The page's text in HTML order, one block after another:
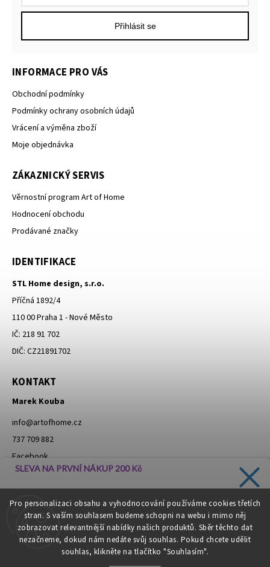
Pro personalizaci obsahu a vyhodnocování používáme cookies třetích
stran. S vaším souhlasem budeme schopni na webu i mimo něj
zobrazovat relevantnější nabídky našich produktů. Sběr těchto dat
nezačneme, dokud nám nedáte svůj souhlas. Pokud chcete udělit
souhlas, klikněte na tlačítko "Souhlasím".
Přihlásit se
INFORMACE PRO VÁS
Obchodní podmínky
Podmínky ochrany osobních údajů
Vrácení a výměna zboží
Moje objednávka
ZÁKAZNICKÝ SERVIS
Věrnostní program Art of Home
Hodnocení obchodu
Prodávané značky
IDENTIFIKACE
STL Home design, s.r.o.
Příčná 1892/4
110 00 Praha 1 - Nové Město
IČ: 218 91 702
DIČ: CZ21891702
KONTAKT
Marek Kouba
info@artofhome.cz
737 709 882
Facebook
Instagram
Moje objednávka - odstoupení od smlouvy
SLEVA NA PRVNÍ NÁKUP 200 Kč
slevách přímo do vaší schránky!